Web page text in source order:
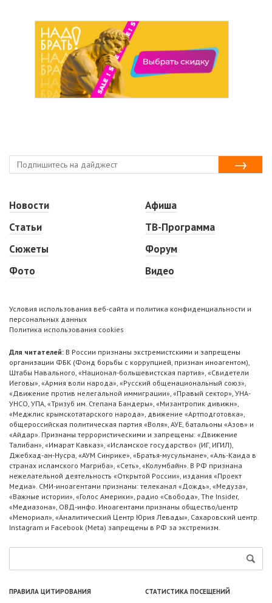
Новости
Статьи
Сюжеты
Фото
Афиша
ТВ-Программа
Форум
Видео
Условия использования веб-сайта и политика конфиденциальности и
персональных данных
Политика использования cookies
Для читателей: В России признаны экстремистскими и запрещены
организации ФБК (Фонд борьбы с коррупцией, признан иноагентом),
Штабы Навального, «Национал-большевистская партия», «Свидетели
Иеговы», «Армия воли народа», «Русский общенациональный союз»,
«Движение против нелегальной иммиграции», «Правый сектор», УНА-
УНСО, УПА, «Тризуб им. Степана Бандеры», «Мизантропик дивижн»,
«Меджлис крымскотатарского народа», движение «Артподготовка»,
общероссийская политическая партия «Воля», АУЕ, батальоны «Азов» и
«Айдар». Признаны террористическими и запрещены: «Движение
Талибан», «Имарат Кавказ», «Исламское государство» (ИГ, ИГИЛ),
Джебхад-ан-Нусра, «АУМ Синрике», «Братья-мусульмане», «Аль-Каида в
странах исламского Магриба», «Сеть», «Колумбайн». В РФ признана
нежелательной деятельность «Открытой России», издания «Проект
Медиа». СМИ-иноагентами признаны: телеканал «Дождь», «Медуза»,
«Важные истории», «Голос Америки», радио «Свобода», The Insider,
«Медиазона», ОВД-инфо. Иноагентами признаны общество/центр
«Мемориал», «Аналитический Центр Юрия Левады», Сахаровский центр.
Instagram и Facebook (Metа) запрещены в РФ за экстремизм.
ПРАВИЛА ЦИТИРОВАНИЯ СТАТИСТИКА ПОСЕЩЕНИЙ